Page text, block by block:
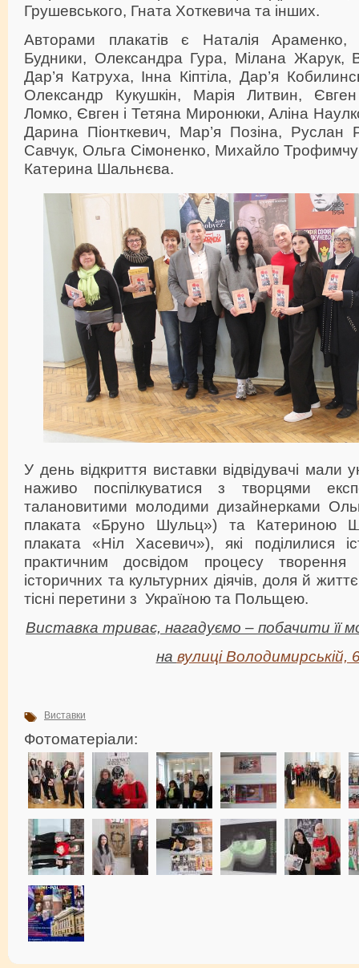
Грушевського, Гната Хоткевича та інших.
Авторами плакатів є Наталія
Будники, Олександра Гура, Мілана Жарук,
Дар’я Катруха, Інна Кіптіла, Дар’я
Олександр Кукушкін, Марія Литвин,
Ломко, Євген і Тетяна Миронюки, Аліна
Дарина Піонткевич, Мар’я Позіна, Руслан
Савчук, Ольга Сімоненко, Михайло
Катерина Шальнєва.
У день відкриття виставки відвідувачі мали
наживо поспілкуватися з творцями
талановитими молодими дизайнерками
плаката «Бруно Шульц») та Катериною
плаката «Ніл Хасевич»), які поділилися
практичним досвідом процесу творення
історичних та культурних діячів, доля й
тісні перетини з Україною та Польщею.
Виставка триває, нагадуємо – побачити її
на вулиці Володимирській,
Виставки
Фотоматеріали: